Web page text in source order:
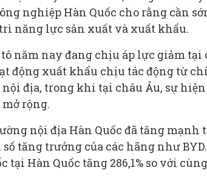
nghiệp Hàn Quốc cho rằng cần
năng lực sản xuất và xuất khẩu.
năm nay đang chịu áp lực giảm tại
động xuất khẩu chịu tác động từ
địa, trong khi tại châu Âu, sự hiện
rộng.
nội địa Hàn Quốc đã tăng mạnh
số tăng trưởng của các hãng như BYD.
tại Hàn Quốc tăng 286,1% so với